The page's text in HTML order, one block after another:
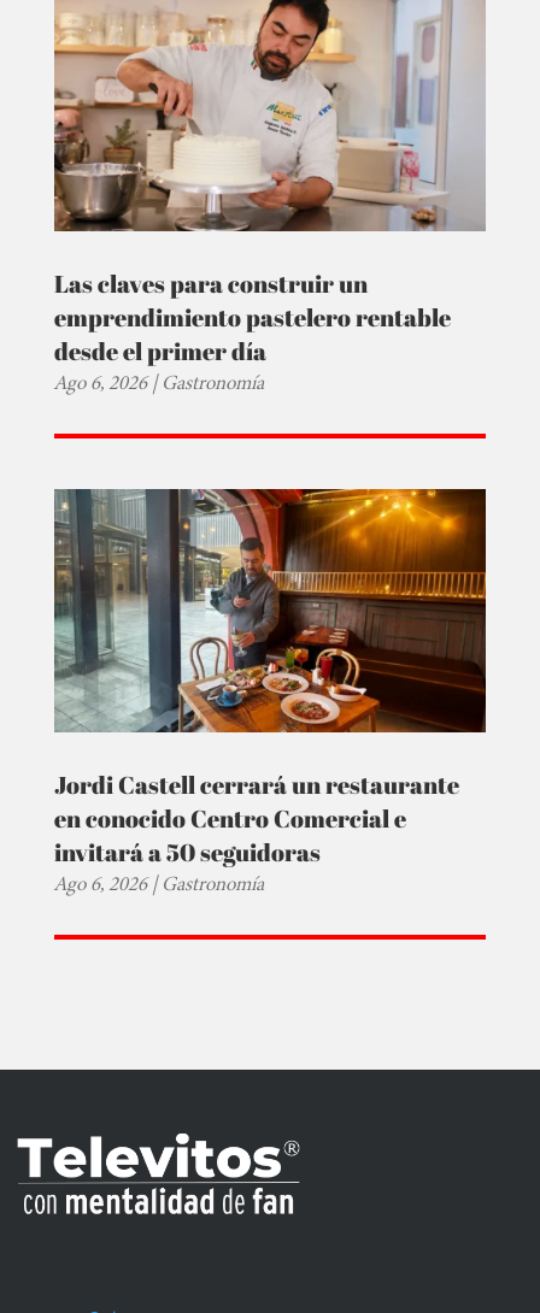
Las claves para construir un
emprendimiento pastelero rentable
desde el primer día
Ago 6, 2026|Gastronomía
Jordi Castell cerrará un restaurante
en conocido Centro Comercial e
invitará a 50 seguidoras
Ago 6, 2026|Gastronomía